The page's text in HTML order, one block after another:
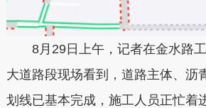
8月29日上午，记者在金水路
大道路段现场看到，道路主体、沥
划线已基本完成，施工人员正忙着